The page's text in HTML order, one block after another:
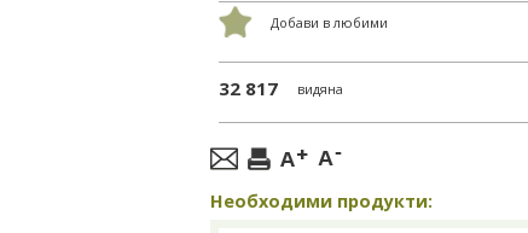
Добави в любими
32 817 видяна
Необходими продукти: